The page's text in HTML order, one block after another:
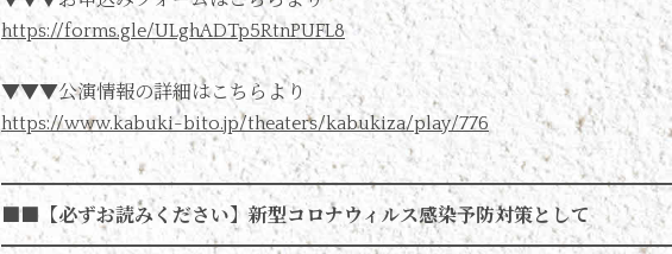
https://forms.gle/ULghADTp5RtnPUFL8
▼▼▼公演情報の詳細はこちらより
https://www.kabuki-bito.jp/theaters/kabukiza/play/776
■■【必ずお読みください】新型コロナウィルス感染予防対策として